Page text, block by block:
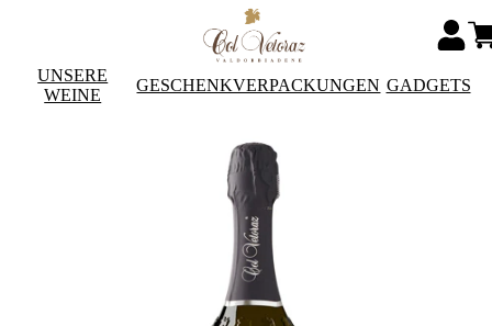
UNSERE
WEINE
GESCHENKVERPACKUNGEN GADGETS